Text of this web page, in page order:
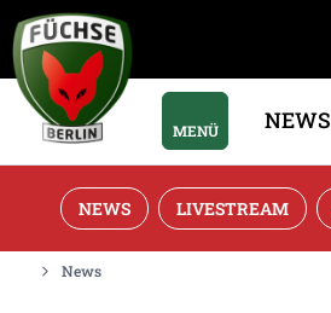
MENÜ NEWS
NEWS LIVESTREAM
News